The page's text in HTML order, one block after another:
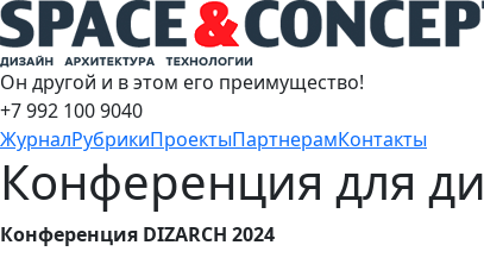
Он другой и в этом его преимущество!
+7 992 100 9040
ЖурналРубрикиПроектыПартнерамКонтакты
Конференция для
Конференция DIZARCH 2024